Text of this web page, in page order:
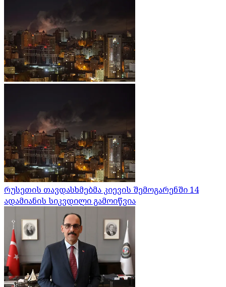
რუსეთის თავდასხმებმა კიევის შემოგარენში 14
ადამიანის სიკვდილი გამოიწვია